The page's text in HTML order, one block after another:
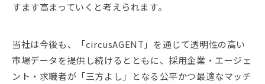
すます高まっていくと考えられます。
当社は今後も、「circusAGENT」を通じて透明性の高い
市場データを提供し続けるとともに、採用企業・エージェ
ント・求職者が「三方よし」となる公平かつ最適なマッチ